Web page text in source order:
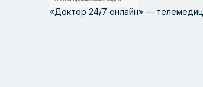
«Доктор 24/7 онлайн» —